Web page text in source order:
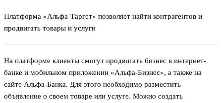
Платформа «Альфа-Таргет» позволяет найти контрагентов и
продвигать товары и услуги
На платформе клиенты смогут продвигать бизнес в интернет-
банке и мобильном приложении «Альфа-Бизнес», а также на
сайте Альфа-Банка. Для этого необходимо разместить
объявление о своем товаре или услуге. Можно создать